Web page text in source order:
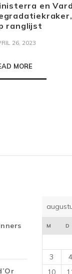
en
ranglijst
26, 2023
MORE
M D
3
4
10